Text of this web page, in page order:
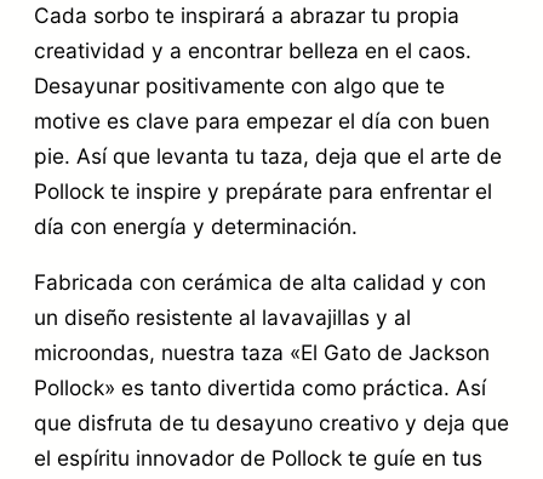
a
d
Cada sorbo te inspirará a abrazar tu propia
creatividad y a encontrar belleza en el caos.
Desayunar positivamente con algo que te
motive es clave para empezar el día con buen
pie. Así que levanta tu taza, deja que el arte de
Pollock te inspire y prepárate para enfrentar el
día con energía y determinación.
Fabricada con cerámica de alta calidad y con
un diseño resistente al lavavajillas y al
microondas, nuestra taza «El Gato de Jackson
Pollock» es tanto divertida como práctica. Así
que disfruta de tu desayuno creativo y deja que
el espíritu innovador de Pollock te guíe en tus